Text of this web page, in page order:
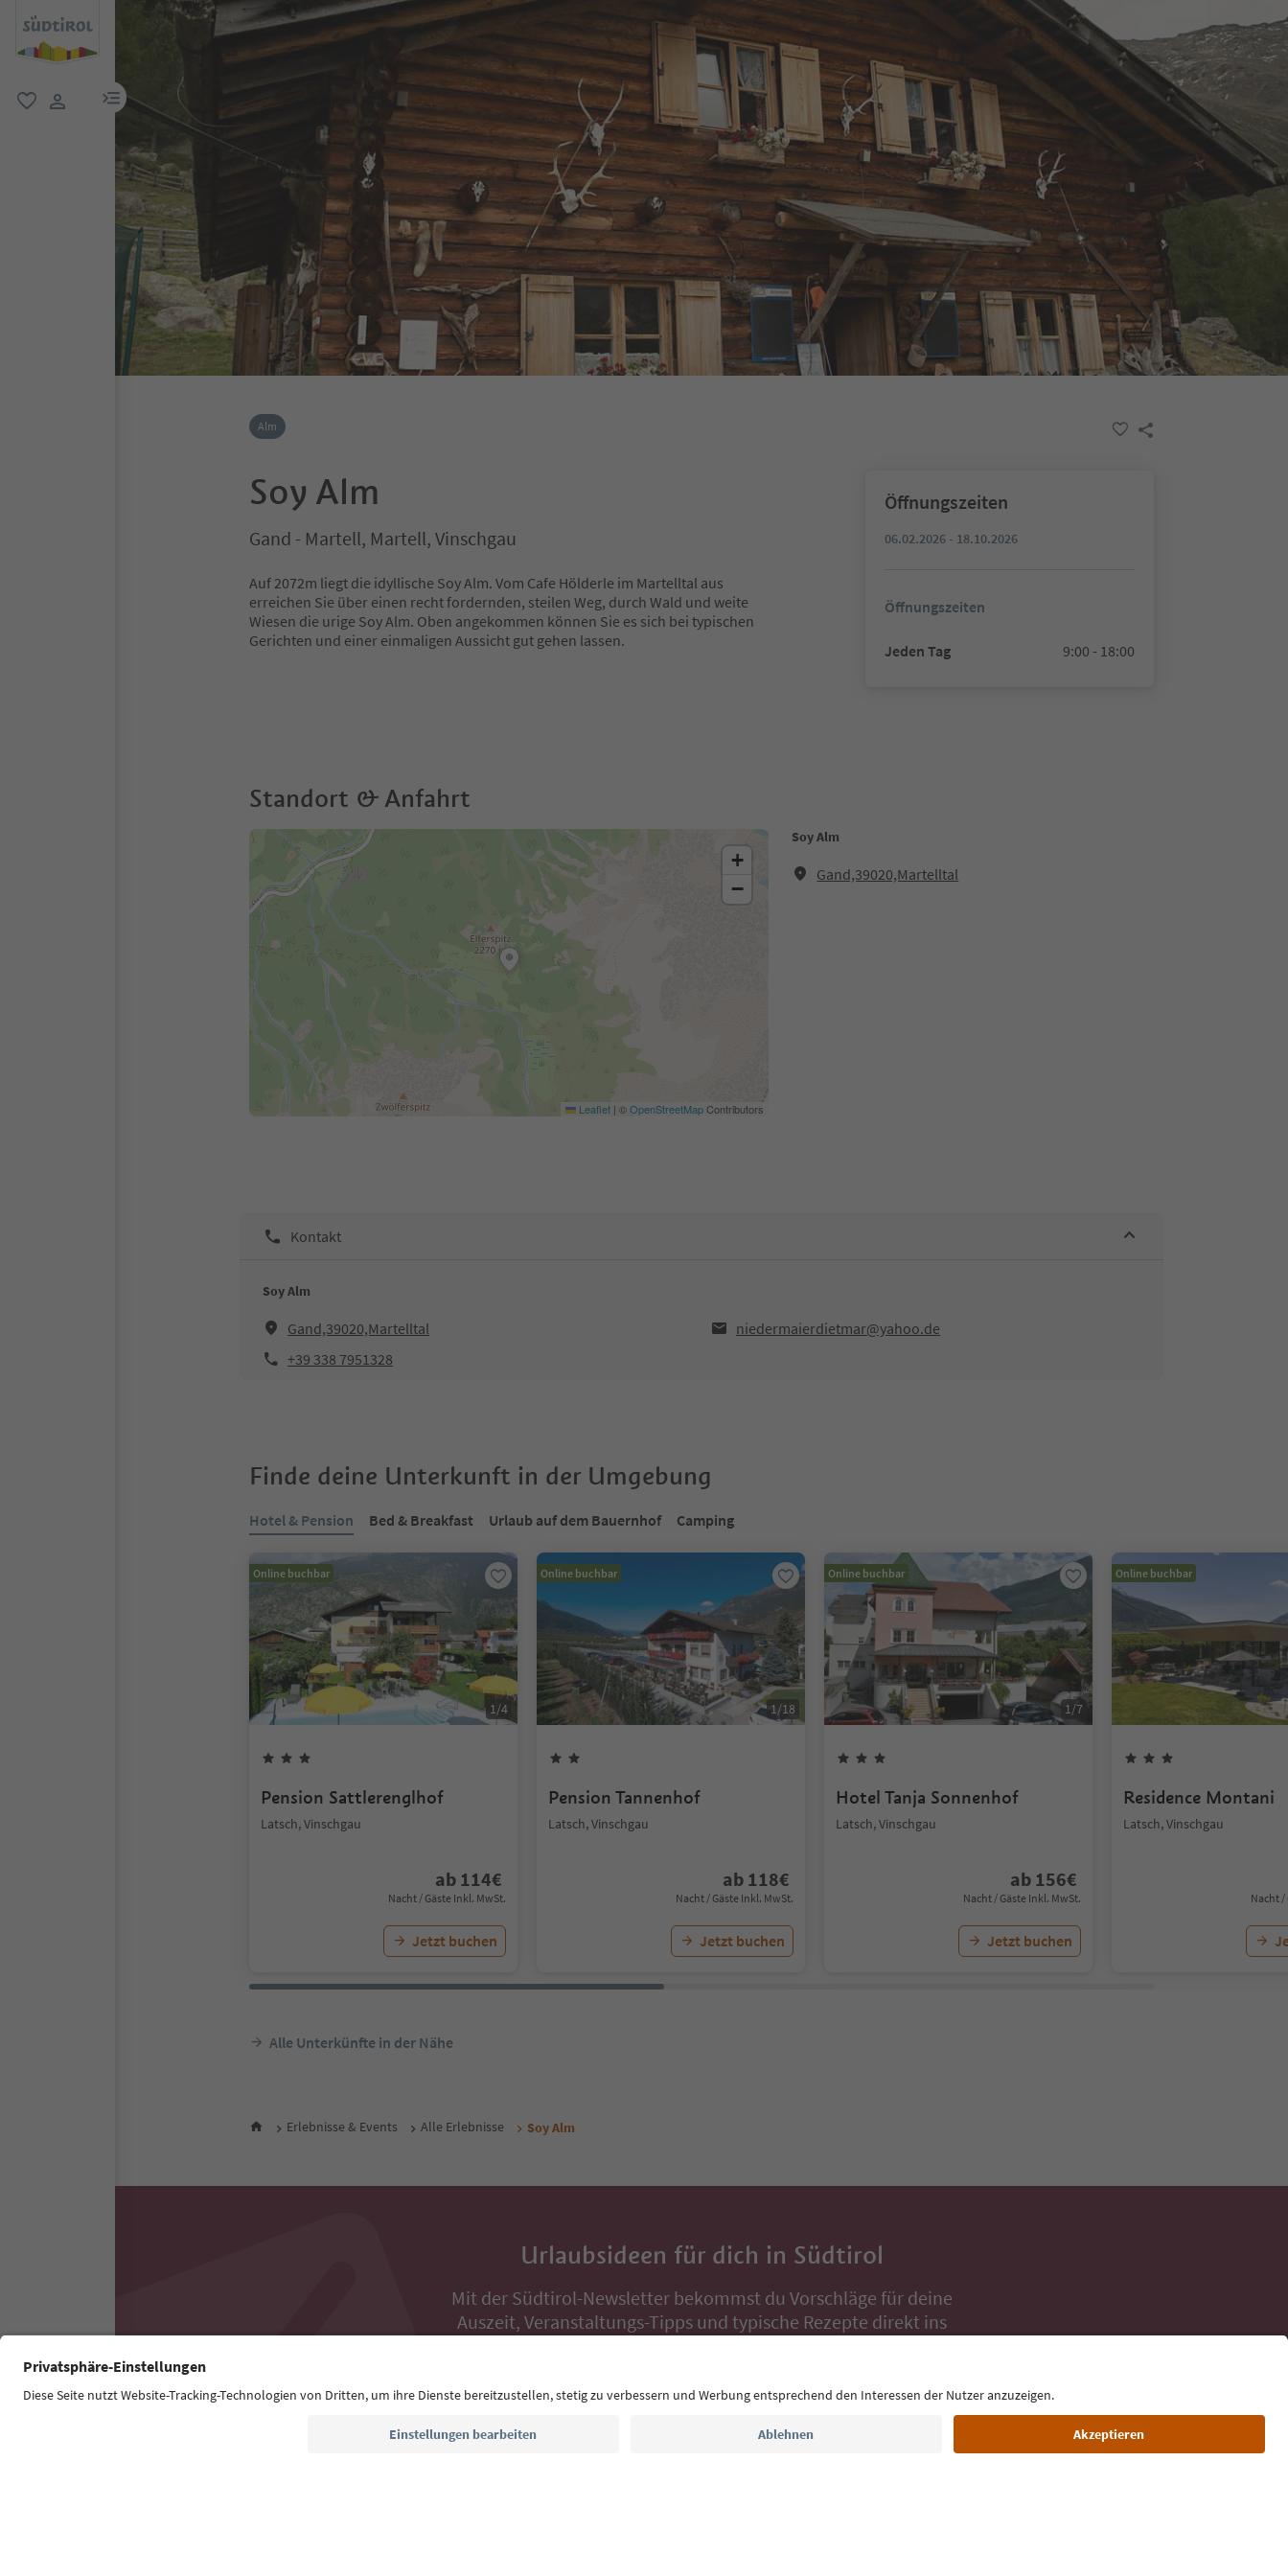
menu link
Alm
Soy Alm
Gand - Martell, Martell, Vinschgau
Auf 2072m liegt die idyllische Soy Alm. Vom Cafe Hölderle im Martelltal aus
erreichen Sie über einen recht fordernden, steilen Weg, durch Wald und weite
Wiesen die urige Soy Alm. Oben angekommen können Sie es sich bei typischen
Gerichten und einer einmaligen Aussicht gut gehen lassen.
Öffnungszeiten
06.02.2026 - 18.10.2026
Öffnungszeiten
Jeden Tag 9:00 - 18:00
Standort & Anfahrt
Soy Alm
Gand,39020,Martelltal
+
−
Leaflet | ©OpenStreetMapContributors
Kontakt
Soy Alm
Gand,39020,Martelltal
niedermaierdietmar@yahoo.de
+39 338 7951328
Finde deine Unterkunft in der Umgebung
Hotel & Pension Bed & Breakfast Urlaub auf dem Bauernhof Camping
Online buchbar
1/4
Pension Sattlerenglhof
Latsch, Vinschgau
ab 114€
Nacht / Gäste Inkl. MwSt.
Jetzt buchen
Online buchbar
1/18
Pension Tannenhof
Latsch, Vinschgau
ab 118€
Nacht / Gäste Inkl. MwSt.
Jetzt buchen
Online buchbar
1/7
Hotel Tanja Sonnenhof
Latsch, Vinschgau
ab 156€
Nacht / Gäste Inkl. MwSt.
Jetzt buchen
Online buchbar
Residence Montani
Latsch, Vinschgau
Nacht /
Alle Unterkünfte in der Nähe
Erlebnisse & Events Alle Erlebnisse Soy Alm
Urlaubsideen für dich in Südtirol
Mit der Südtirol-Newsletter bekommst du Vorschläge für deine
Auszeit, Veranstaltungs-Tipps und typische Rezepte direkt ins